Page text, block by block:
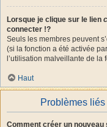
Lorsque je clique sur le lien
connecter !?
Seuls les membres peuvent
(si la fonction a été activée
l’utilisation malveillante de la
Haut
Problèmes
Comment créer un